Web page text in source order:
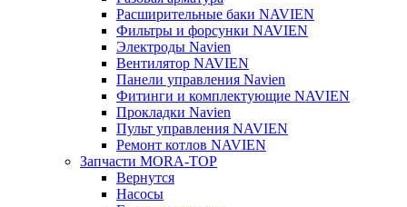
Расширительные баки NAVIEN
Фильтры и форсунки NAVIEN
Электроды Navien
Вентилятор NAVIEN
Панели управления Navien
Фитинги и комплектующие NAVIEN
Прокладки Navien
Пульт управления NAVIEN
Ремонт котлов NAVIEN
Запчасти MORA-TOP
Вернутся
Насосы